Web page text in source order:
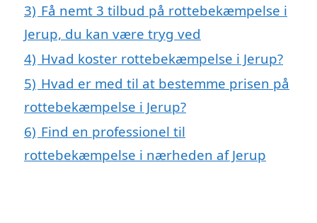
3) Få nemt 3 tilbud på rottebekæmpelse i
Jerup, du kan være tryg ved
4) Hvad koster rottebekæmpelse i Jerup?
5) Hvad er med til at bestemme prisen på
rottebekæmpelse i Jerup?
6) Find en professionel til
rottebekæmpelse i nærheden af Jerup